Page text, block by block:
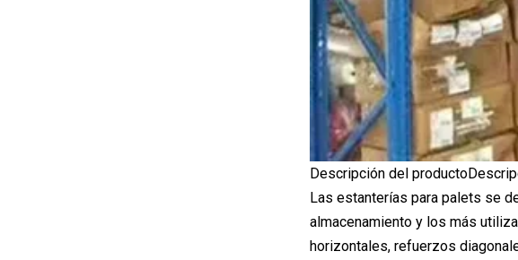
Descripción del
Las estanterías para palets se
almacenamiento y los más
horizontales, refuerzos